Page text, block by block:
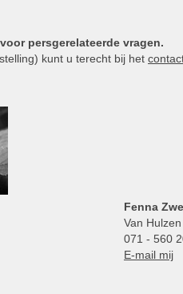
persgerelateerde vragen.
kunt u terecht bij het
Fenna
Van
071 - 560
E-mail mij